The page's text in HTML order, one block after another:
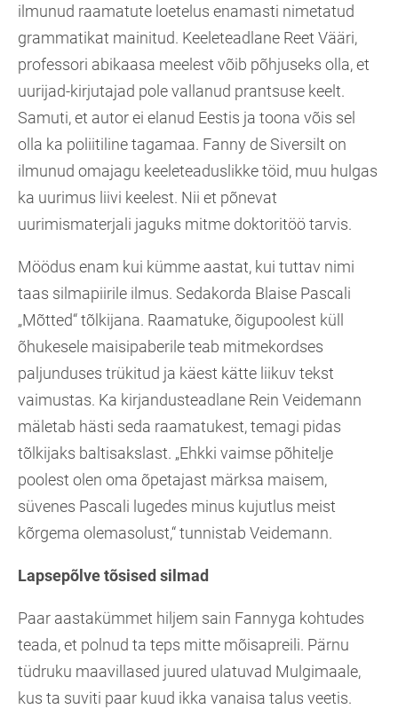
ilmunud raamatute loetelus enamasti nimetatud
grammatikat mainitud. Keeleteadlane Reet Vääri,
professori abikaasa meelest võib põhjuseks olla, et
uurijad-kirjutajad pole vallanud prantsuse keelt.
Samuti, et autor ei elanud Eestis ja toona võis sel
olla ka poliitiline tagamaa. Fanny de Siversilt on
ilmunud omajagu keeleteaduslikke töid, muu hulgas
ka uurimus liivi keelest. Nii et põnevat
uurimismaterjali jaguks mitme doktoritöö tarvis.
Möödus enam kui kümme aastat, kui tuttav nimi
taas silmapiirile ilmus. Sedakorda Blaise Pascali
„Mõtted“ tõlkijana. Raamatuke, õigupoolest küll
õhukesele maisipaberile teab mitmekordses
paljunduses trükitud ja käest kätte liikuv tekst
vaimustas. Ka kirjandusteadlane Rein Veidemann
mäletab hästi seda raamatukest, temagi pidas
tõlkijaks baltisakslast. „Ehkki vaimse põhitelje
poolest olen oma õpetajast märksa maisem,
süvenes Pascali lugedes minus kujutlus meist
kõrgema olemasolust,“ tunnistab Veidemann.
Lapsepõlve tõsised silmad
Paar aastakümmet hiljem sain Fannyga kohtudes
teada, et polnud ta teps mitte mõisapreili. Pärnu
tüdruku maavillased juured ulatuvad Mulgimaale,
kus ta suviti paar kuud ikka vanaisa talus veetis.